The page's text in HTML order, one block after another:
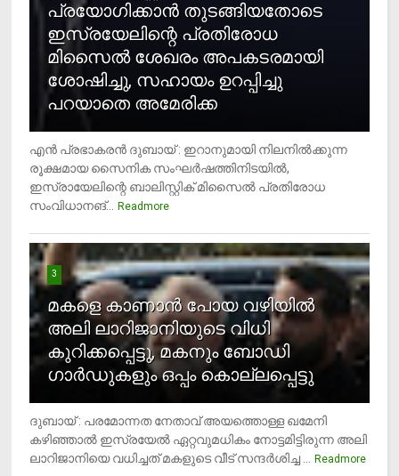
പ്രയോഗിക്കാന്‍ തുടങ്ങിയതോടെ
ഇസ്രയേലിന്റെ പ്രതിരോധ
മിസൈല്‍ ശേഖരം അപകടരമായി
ശോഷിച്ചു, സഹായം ഉറപ്പിച്ചു
പറയാതെ അമേരിക്ക
എന്‍ പ്രഭാകരന്‍ ദുബായ് : ഇറാനുമായി നിലനില്‍ക്കുന്ന
രൂക്ഷമായ സൈനിക സംഘര്‍ഷത്തിനിടയില്‍,
ഇസ്രായേലിന്റെ ബാലിസ്റ്റിക് മിസൈല്‍ പ്രതിരോധ
സംവിധാനങ്...
Readmore
3
മകളെ കാണാന്‍ പോയ വഴിയില്‍
അലി ലാറിജാനിയുടെ വിധി
കുറിക്കപ്പെട്ടു, മകനും ബോഡി
ഗാര്‍ഡുകളും ഒപ്പം കൊല്ലപ്പെട്ടു
ദുബായ് : പരമോന്നത നേതാവ് അയത്തൊള്ള ഖമേനി
കഴിഞ്ഞാല്‍ ഇസ്രയേല്‍ ഏറ്റവുമധികം നോട്ടമിട്ടിരുന്ന അലി
ലാറിജാനിയെ വധിച്ചത് മകളുടെ വീട് സന്ദര്‍ശിച്ച ...
Readmore
4